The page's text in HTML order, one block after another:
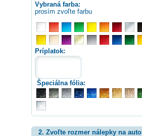
Vybraná farba:
prosím zvoľte farbu
Príplatok:
Špeciálna fólia:
2. Zvoľte rozmer nálepky na auto